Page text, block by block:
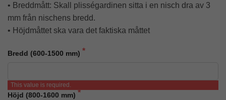
• Breddmått: Skall plisségardinen sitta i en nisch dra av 3
mm från nischens bredd.
• Höjdmåttet ska vara det faktiska måttet
Bredd (600-1500 mm)
This value is required.
Höjd (800-1600 mm)